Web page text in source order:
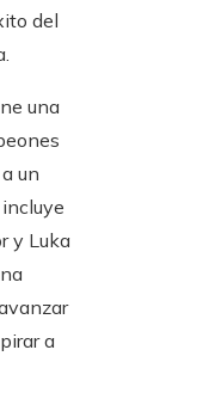
del
una
un
y Luka
a